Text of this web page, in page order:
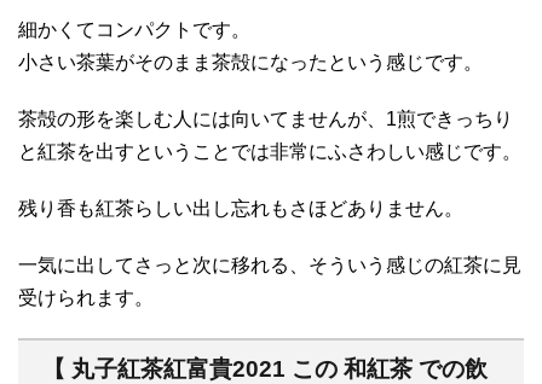
細かくてコンパクトです。
小さい茶葉がそのまま茶殻になったという感じです。
茶殻の形を楽しむ人には向いてませんが、1煎できっちり
と紅茶を出すということでは非常にふさわしい感じです。
残り香も紅茶らしい出し忘れもさほどありません。
一気に出してさっと次に移れる、そういう感じの紅茶に見
受けられます。
【 丸子紅茶紅富貴2021 この 和紅茶 での飲